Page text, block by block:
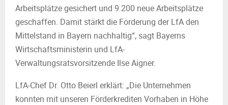
Arbeitsplätze gesichert und 9.200 neue Arbeitsplätze
geschaffen. Damit stärkt die Förderung der LfA den
Mittelstand in Bayern nachhaltig“, sagt Bayerns
Wirtschaftsministerin und LfA-
Verwaltungsratsvorsitzende Ilse Aigner.
LfA-Chef Dr. Otto Beierl erklärt: „Die Unternehmen
konnten mit unseren Förderkrediten Vorhaben in Höhe